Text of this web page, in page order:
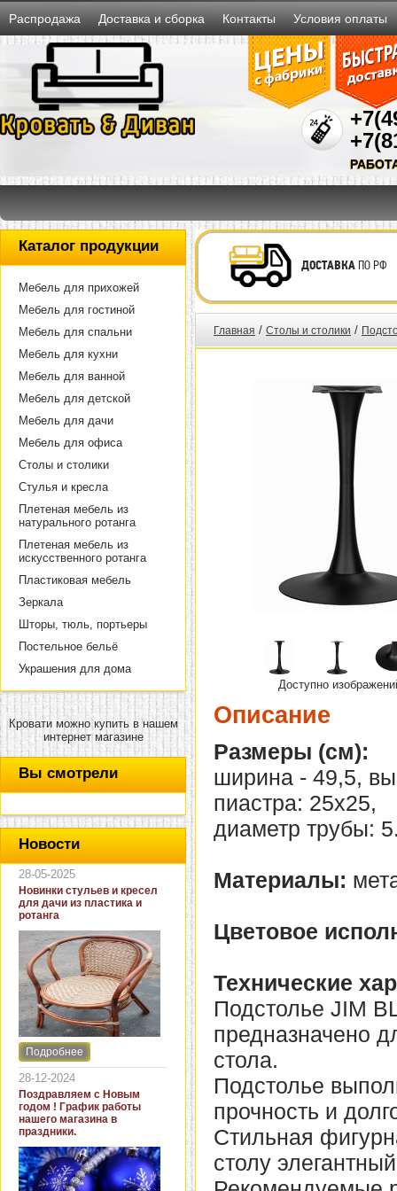
Распродажа Доставка и сборка Контакты Условия оплаты
Каталог продукции
Мебель для прихожей
Мебель для гостиной
Мебель для спальни
Мебель для кухни
Мебель для ванной
Мебель для детской
Мебель для дачи
Мебель для офиса
Столы и столики
Стулья и кресла
Плетеная мебель из
натурального ротанга
Плетеная мебель из
искусственного ротанга
Пластиковая мебель
Зеркала
Шторы, тюль, портьеры
Постельное бельё
Украшения для дома
Кровати можно купить в нашем
интернет магазине
Вы смотрели
Новости
28-05-2025
Новинки стульев и кресел
для дачи из пластика и
ротанга
Интернет-магазин "Кровать
и диван" представляет
новинки стульев и кресел
для дачи. В ассортименте
представлены как
бюджетные модели из
пластика для дачи, так и
кресла для загородных
домов из натурального и
искусственного ротанга.
Подробнее
28-12-2024
Поздравляем с Новым
годом ! График работы
нашего магазина в
праздники.
ДОСТАВКАПО РФ
Главная / Столы и столики /
Доступно
Описание
Размеры (см):
ширина - 49,5,
пиастра: 25х25,
диаметр трубы:
Материалы:
Цветовое
Технические
Подстолье JIM
предназначено
стола.
Подстолье
прочность и
Стильная
столу